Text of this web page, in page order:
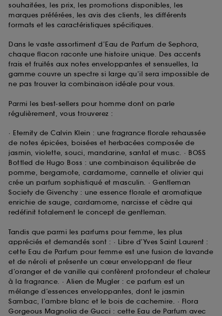
souhaitées, les prix, les promotions disponibles, les
marques préférées, les avis des clients, les différents
formats et les caractéristiques spécifiques.
Dans le vaste assortiment d’Eau de Parfum de Sephora,
chaque flacon raconte une histoire unique. Des accents
frais et fruités aux notes enveloppantes et sensuelles, la
gamme couvre un spectre si large qu’il sera impossible de
ne pas trouver la combinaison idéale pour vous.
Parmi les best-sellers pour homme dont on parle
régulièrement, vous trouverez :
· Eternity de Calvin Klein : une fragrance florale rehaussée
de notes épicées, boisées et herbacées composée de
jasmin, violette, souci, mandarine, santal et musc. · BOSS
Bottled de Hugo Boss : une combinaison équilibrée de
pomme, bergamote, cardamome, cannelle et olivier qui
crée un parfum sophistiqué et masculin. · Gentleman
Society de Givenchy : une essence florale et aromatique
enrichie de sauge, cardamome, narcisse et cèdre qui
redéfinit totalement le concept de gentleman.
Tandis que parmi les parfums pour femme, les plus
appréciés et demandés sont : · Libre d’Yves Saint Laurent :
cette Eau de Parfum pour femme est une fusion de lavande
et de néroli et présente un cœur enveloppant de fleur
d’oranger et de vanille qui confèrent profondeur et chaleur
à la fragrance. · Alien de Mugler : ce parfum est un
mélange d’essences enveloppantes, dont le jasmin
Sambac, l’ambre blanc et le bois de cachemire. · Flora
Gorgeous Magnolia de Gucci : cette Eau de Parfum avec